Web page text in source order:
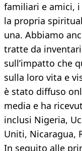
familiari e amici,
la propria
una. Abbiamo
tratte da
sull’impatto che
sulla loro vita e
è stato diffuso
media e ha
inclusi Nigeria,
Uniti, Nicaragua,
In seguito alle